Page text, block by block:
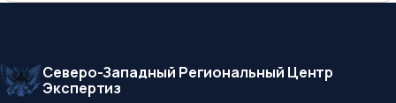
Северо-Западный Региональный Центр
Экспертиз